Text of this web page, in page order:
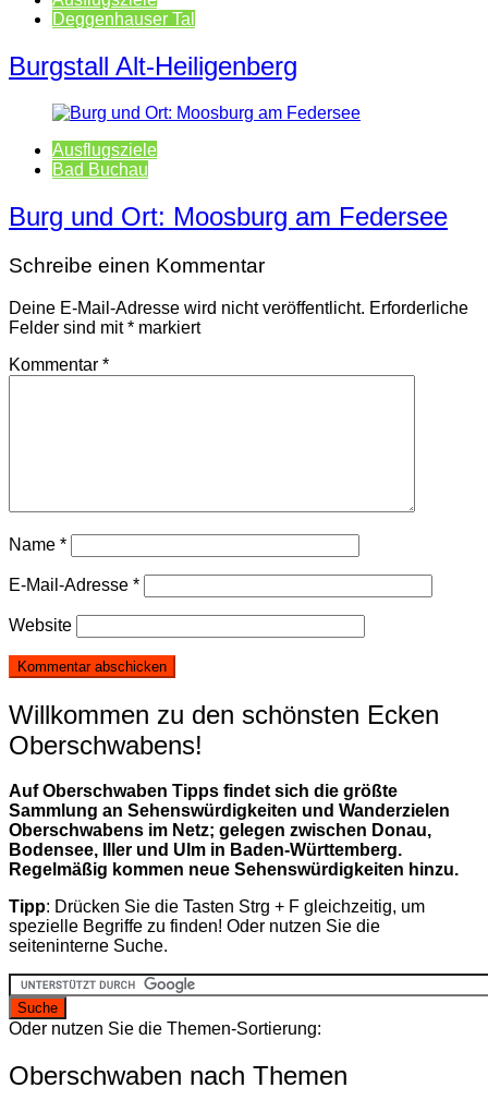
Deggenhauser Tal
Burgstall Alt-Heiligenberg
Ausflugsziele
Bad Buchau
Burg und Ort: Moosburg am Federsee
Schreibe einen Kommentar
Deine E-Mail-Adresse wird nicht veröffentlicht. Erforderliche
Felder sind mit* markiert
Kommentar *
Name *
E-Mail-Adresse *
Website
Willkommen zu den schönsten Ecken
Oberschwabens!
Auf Oberschwaben Tipps findet sich die größte
Sammlung an Sehenswürdigkeiten und Wanderzielen
Oberschwabens im Netz; gelegen zwischen Donau,
Bodensee, Iller und Ulm in Baden-Württemberg.
Regelmäßig kommen neue Sehenswürdigkeiten hinzu.
Tipp: Drücken Sie die Tasten Strg + F gleichzeitig, um
spezielle Begriffe zu finden! Oder nutzen Sie die
seiteninterne Suche.
Oder nutzen Sie die Themen-Sortierung:
Oberschwaben nach Themen